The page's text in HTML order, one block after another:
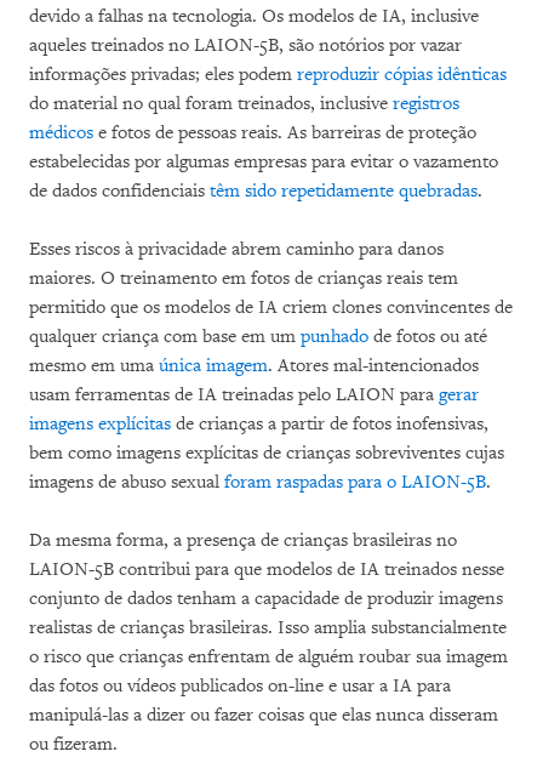
devido a falhas na tecnologia. Os modelos de IA, inclusive
aqueles treinados no LAION-5B, são notórios por vazar
informações privadas; eles podem reproduzir cópias idênticas
do material no qual foram treinados, inclusive registros
médicos e fotos de pessoas reais. As barreiras de proteção
estabelecidas por algumas empresas para evitar o vazamento
de dados confidenciais têm sido repetidamente quebradas.
Esses riscos à privacidade abrem caminho para danos
maiores. O treinamento em fotos de crianças reais tem
permitido que os modelos de IA criem clones convincentes de
qualquer criança com base em um punhado de fotos ou até
mesmo em uma única imagem. Atores mal-intencionados
usam ferramentas de IA treinadas pelo LAION para gerar
imagens explícitas de crianças a partir de fotos inofensivas,
bem como imagens explícitas de crianças sobreviventes cujas
imagens de abuso sexual foram raspadas para o LAION-5B.
Da mesma forma, a presença de crianças brasileiras no
LAION-5B contribui para que modelos de IA treinados nesse
conjunto de dados tenham a capacidade de produzir imagens
realistas de crianças brasileiras. Isso amplia substancialmente
o risco que crianças enfrentam de alguém roubar sua imagem
das fotos ou vídeos publicados on-line e usar a IA para
manipulá-las a dizer ou fazer coisas que elas nunca disseram
ou fizeram.